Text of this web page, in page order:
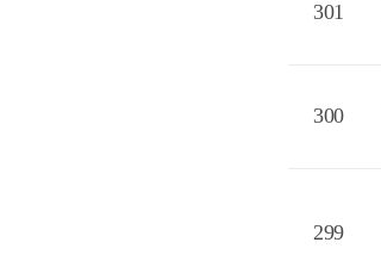
301
300
299